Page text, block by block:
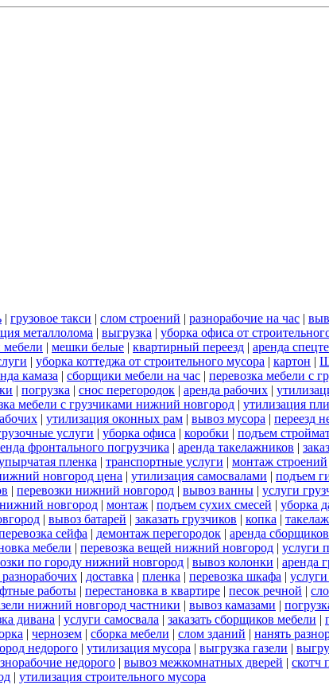
| грузовое такси | слом строений | разнорабочие на час |
металлолома | выгрузка | уборка офиса от
мебели | мешки белые | квартирный переезд | аренда
| уборка коттеджа от строительного мусора | картон |
камаза | сборщики мебели на час | перевозка мебели с
| погрузка | снос перегородок | аренда рабочих |
мебели с грузчиками нижний новгород | утилизация
| утилизация оконных рам | вывоз мусора | переезд
услуги | уборка офиса | коробки | подъем
фронтального погрузчика | аренда такелажников |
пленка | транспортные услуги | монтаж строений
новгород цена | утилизация самосвалами | подъем
| перевозки нижний новгород | вывоз ванны | услуги
новгород | монтаж | подъем сухих смесей | уборка
| вывоз батарей | заказать грузчиков | копка |
сейфа | демонтаж перегородок | аренда сборщиков
мебели | перевозка вещей нижний новгород | услуги
по городу нижний новгород | вывоз колонки | аренда
разнорабочих | доставка | пленка | перевозка шкафа |
работы | перестановка в квартире | песок речной |
нижний новгород частники | вывоз камазами |
дивана | услуги самосвала | заказать сборщиков мебели |
| чернозем | сборка мебели | слом зданий | нанять
недорого | утилизация мусора | выгрузка газели |
недорого | вывоз межкомнатных дверей | скотч
| утилизация строительного мусора